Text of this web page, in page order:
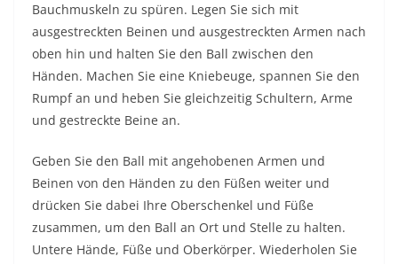
Bauchmuskeln zu spüren. Legen Sie sich mit
ausgestreckten Beinen und ausgestreckten Armen nach
oben hin und halten Sie den Ball zwischen den
Händen. Machen Sie eine Kniebeuge, spannen Sie den
Rumpf an und heben Sie gleichzeitig Schultern, Arme
und gestreckte Beine an.
Geben Sie den Ball mit angehobenen Armen und
Beinen von den Händen zu den Füßen weiter und
drücken Sie dabei Ihre Oberschenkel und Füße
zusammen, um den Ball an Ort und Stelle zu halten.
Untere Hände, Füße und Oberkörper. Wiederholen Sie